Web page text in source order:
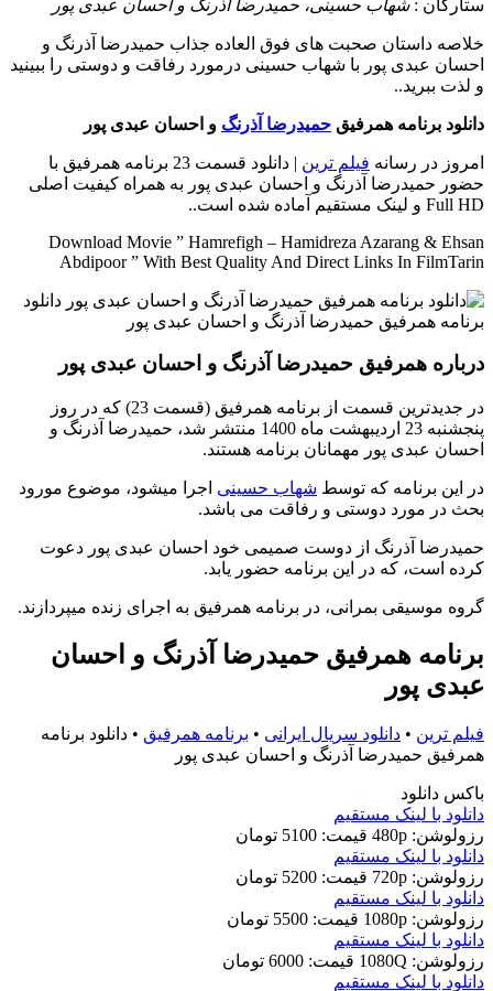
ستارگان :شهاب حسینی، حمیدرضا آذرنگ و احسان عبدی پور
خلاصه داستان صحبت های فوق العاده جذاب حمیدرضا آذرنگ و
احسان عبدی پور با شهاب حسینی درمورد رفاقت و دوستی را ببینید
و لذت ببرید..
دانلود برنامه همرفیق حمیدرضا آذرنگ و احسان عبدی پور
امروز در رسانه فیلم ترین
| دانلود قسمت 23 برنامه همرفیق با
حضور حمیدرضا آذرنگ و احسان عبدی پور به همراه کیفیت اصلی
Full HD و لینک مستقیم آماده شده است..
Download Movie ” Hamrefigh – Hamidreza Azarang & Ehsan
Abdipoor ” With Best Quality And Direct Links In FilmTarin
درباره همرفیق حمیدرضا آذرنگ و احسان عبدی پور
در جدیدترین قسمت از برنامه همرفیق (قسمت 23) که در روز
پنجشنبه 23 اردیبهشت ماه 1400 منتشر شد، حمیدرضا آذرنگ و
احسان عبدی پور مهمانان برنامه هستند.
در این برنامه که توسط شهاب حسینی اجرا میشود، موضوع مورود
بحث در مورد دوستی و رفاقت می باشد.
حمیدرضا آذرنگ از دوست صمیمی خود احسان عبدی پور دعوت
کرده است، که در این برنامه حضور یابد.
گروه موسیقی بمرانی، در برنامه همرفیق به اجرای زنده میپردازند.
برنامه همرفیق حمیدرضا آذرنگ و احسان
عبدی پور
فیلم ترین • دانلود سریال ایرانی • برنامه همرفیق • دانلود برنامه
همرفیق حمیدرضا آذرنگ و احسان عبدی پور
باکس دانلود
دانلود با لينک مستقيم
رزولوشن: 480p
قيمت: 5100 تومان
دانلود با لينک مستقيم
رزولوشن: 720p
قيمت: 5200 تومان
دانلود با لينک مستقيم
رزولوشن: 1080p
قيمت: 5500 تومان
دانلود با لينک مستقيم
رزولوشن: 1080Q
قيمت: 6000 تومان
دانلود با لينک مستقيم